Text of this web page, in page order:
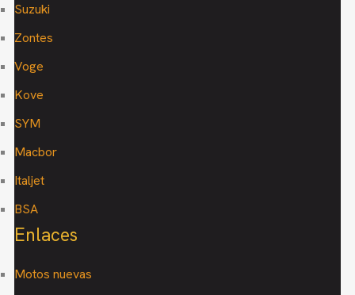
Suzuki
Zontes
Voge
Kove
SYM
Macbor
Italjet
BSA
Enlaces
Motos nuevas